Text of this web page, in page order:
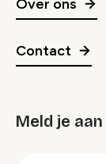
Over ons
Contact
Meld je